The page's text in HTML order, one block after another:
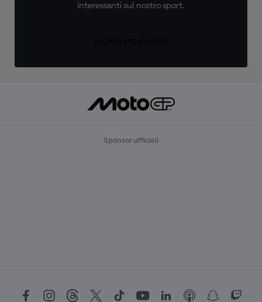
interessanti sul nostro sport.
Sponsor ufficiali